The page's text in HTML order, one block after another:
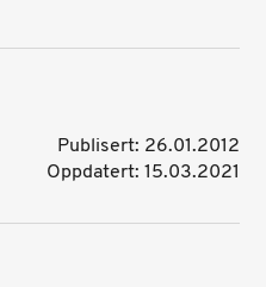
Publisert: 26.01.2012
Oppdatert: 15.03.2021